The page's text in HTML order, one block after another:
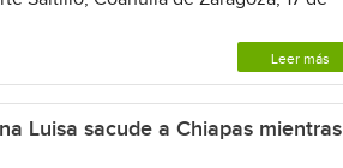
Leer más
Luisa sacude a Chiapas mientras